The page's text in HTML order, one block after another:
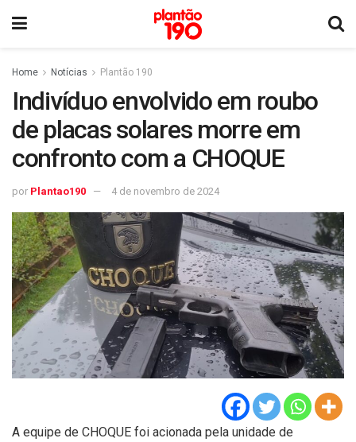
Home Notícias Plantão 190
Indivíduo envolvido em roubo
de placas solares morre em
confronto com a CHOQUE
por Plantao190 4 de novembro de 2024
A equipe de CHOQUE foi acionada pela unidade de